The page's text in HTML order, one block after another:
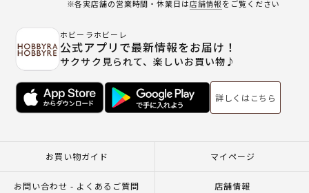
※各実店舗の営業時間・休業日は店舗情報をご覧ください
ホビーラホビーレ
公式アプリで最新情報をお届け！
サクサク見られて、楽しいお買い物♪
詳しくはこちら
お買い物ガイド マイページ
お問い合わせ - よくあるご質問 店舗情報